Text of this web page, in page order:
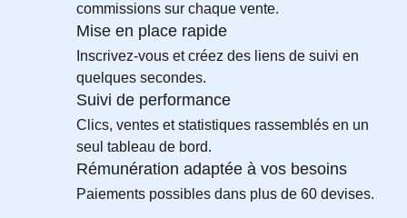
commissions sur chaque vente.
Mise en place rapide
Inscrivez-vous et créez des liens de suivi en
quelques secondes.
Suivi de performance
Clics, ventes et statistiques rassemblés en un
seul tableau de bord.
Rémunération adaptée à vos besoins
Paiements possibles dans plus de 60 devises.